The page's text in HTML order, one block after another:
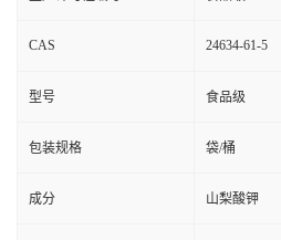
CAS 24634-61-5
型号 食品级
包装规格 袋/桶
成分 山梨酸钾